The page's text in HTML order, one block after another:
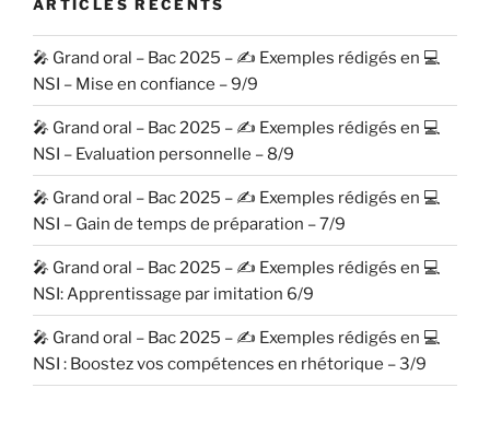
ARTICLES RÉCENTS
🎤 Grand oral – Bac 2025 – ✍️ Exemples rédigés en 💻
NSI – Mise en confiance – 9/9
🎤 Grand oral – Bac 2025 – ✍️ Exemples rédigés en 💻
NSI – Evaluation personnelle – 8/9
🎤 Grand oral – Bac 2025 – ✍️ Exemples rédigés en 💻
NSI – Gain de temps de préparation – 7/9
🎤 Grand oral – Bac 2025 – ✍️ Exemples rédigés en 💻
NSI: Apprentissage par imitation 6/9
🎤 Grand oral – Bac 2025 – ✍️ Exemples rédigés en 💻
NSI : Boostez vos compétences en rhétorique – 3/9